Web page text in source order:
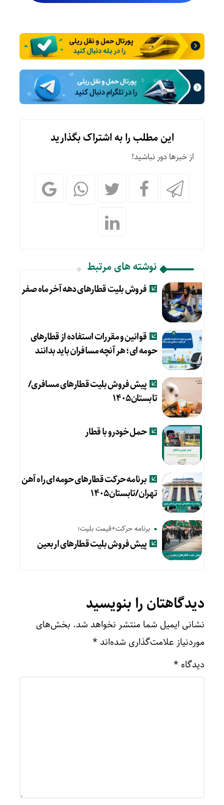
این مطلب را به اشتراک بگذارید
از خبرها دور نباشید!
نوشته های مرتبط
فروش بلیت قطارهای دهه آخر ماه صفر
قوانین و مقررات استفاده از قطارهای
حومه ای؛ هر آنچه مسافران باید بدانند
پیش فروش بلیت قطارهای مسافری/
تابستان۱۴۰۵
حمل خودرو با قطار
برنامه حرکت قطارهای حومه ای راه آهن
تهران/تابستان۱۴۰۵
برنامه حرکت+قیمت بلیت؛
پیش‌ فروش بلیت قطارهای اربعین
دیدگاهتان را بنویسید
نشانی ایمیل شما منتشر نخواهد شد. بخش‌های
موردنیاز علامت‌گذاری شده‌اند *
دیدگاه *